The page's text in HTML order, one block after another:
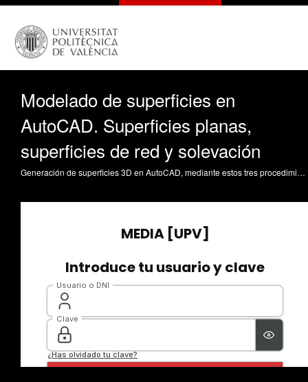
Modelado de superficies en
AutoCAD. Superficies planas,
superficies de red y solevación
Generación de superficies 3D en AutoCAD, mediante estos tres procedimientos: superficie plana, superficie de red, y solevación. Navarro Jover, JM. (2013). Modelado de superficies en AutoCAD. Superficies planas, superficies de red y solevación. https://riunet.upv.es/handle/10251/30634